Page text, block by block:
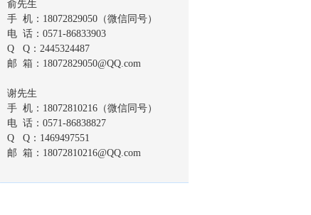
俞先生
手 机：18072829050（微信同号）
电 话：0571-86833903
Q Q：2445324487
邮 箱： 18072829050@QQ.com
谢先生
手 机：18072810216（微信同号）
电 话：0571-86838827
Q Q：1469497551
邮 箱： 18072810216@QQ.com